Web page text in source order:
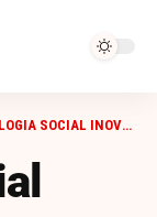
NO COMBATE AO MOSQUITO DA DENGUE EM SERGIPE